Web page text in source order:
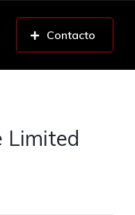
Contacto
Limited